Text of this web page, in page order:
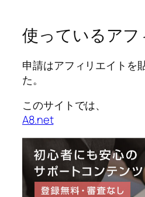
使っているアフ
申請はアフィリエイトを
た。
このサイトでは、
A8.net